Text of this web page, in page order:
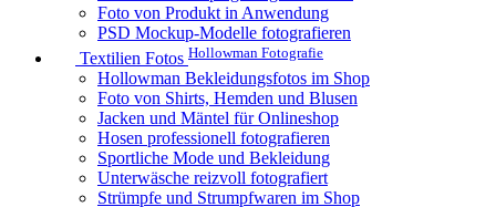
Foto von Produkt in Anwendung
PSD Mockup-Modelle fotografieren
Textilien Fotos Hollowman Fotografie
Hollowman Bekleidungsfotos im Shop
Foto von Shirts, Hemden und Blusen
Jacken und Mäntel für Onlineshop
Hosen professionell fotografieren
Sportliche Mode und Bekleidung
Unterwäsche reizvoll fotografiert
Strümpfe und Strumpfwaren im Shop